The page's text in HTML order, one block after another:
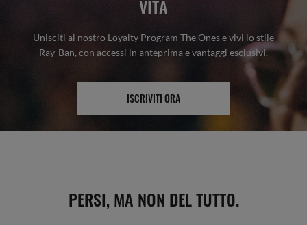
VITA
Unisciti al nostro Loyalty Program The Ones e vivi lo stile
Ray-Ban, con accessi in anteprima e vantaggi esclusivi.
ISCRIVITI ORA
PERSI, MA NON DEL TUTTO.